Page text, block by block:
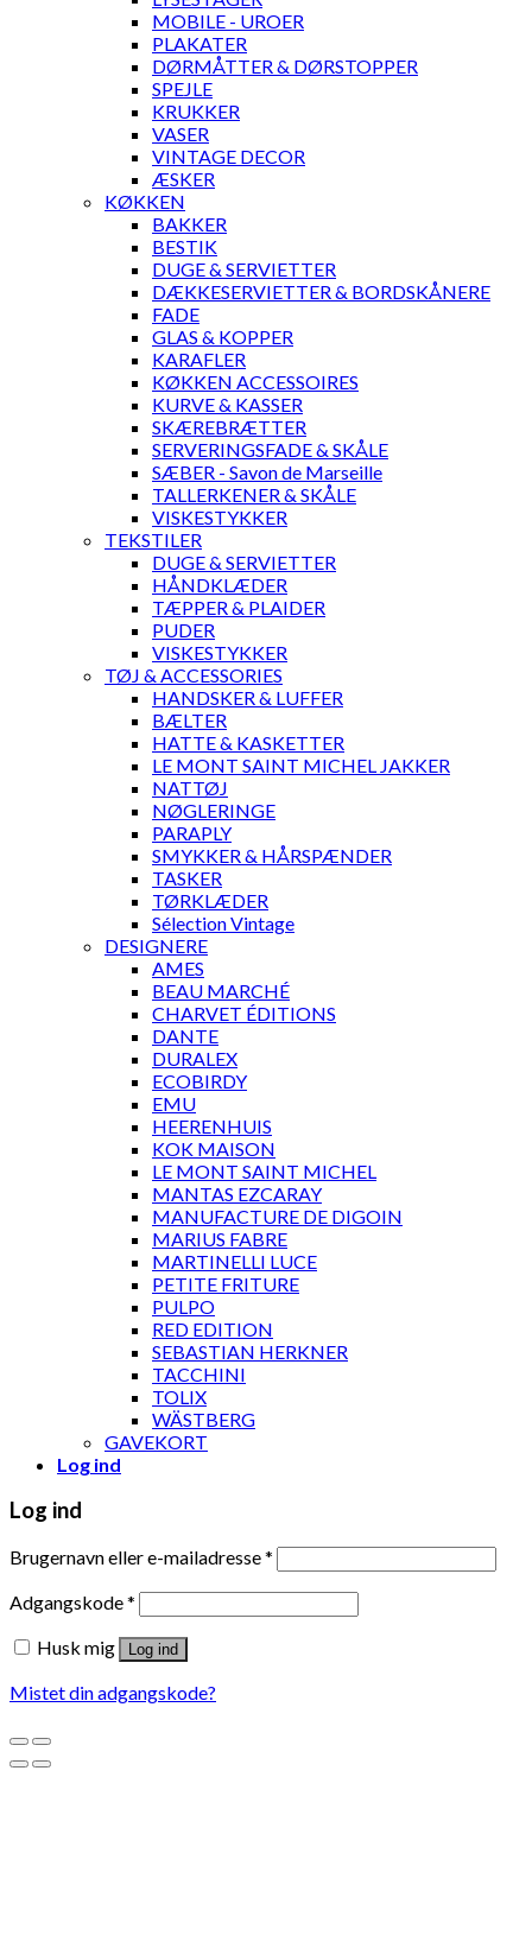
MOBILE - UROER
PLAKATER
DØRMÅTTER & DØRSTOPPER
SPEJLE
KRUKKER
VASER
VINTAGE DECOR
ÆSKER
KØKKEN
BAKKER
BESTIK
DUGE & SERVIETTER
DÆKKESERVIETTER & BORDSKÅNERE
FADE
GLAS & KOPPER
KARAFLER
KØKKEN ACCESSOIRES
KURVE & KASSER
SKÆREBRÆTTER
SERVERINGSFADE & SKÅLE
SÆBER - Savon de Marseille
TALLERKENER & SKÅLE
VISKESTYKKER
TEKSTILER
DUGE & SERVIETTER
HÅNDKLÆDER
TÆPPER & PLAIDER
PUDER
VISKESTYKKER
TØJ & ACCESSORIES
HANDSKER & LUFFER
BÆLTER
HATTE & KASKETTER
LE MONT SAINT MICHEL JAKKER
NATTØJ
NØGLERINGE
PARAPLY
SMYKKER & HÅRSPÆNDER
TASKER
TØRKLÆDER
Sélection Vintage
DESIGNERE
AMES
BEAU MARCHÉ
CHARVET ÉDITIONS
DANTE
DURALEX
ECOBIRDY
EMU
HEERENHUIS
KOK MAISON
LE MONT SAINT MICHEL
MANTAS EZCARAY
MANUFACTURE DE DIGOIN
MARIUS FABRE
MARTINELLI LUCE
PETITE FRITURE
PULPO
RED EDITION
SEBASTIAN HERKNER
TACCHINI
TOLIX
WÄSTBERG
GAVEKORT
Log ind
Log ind
Brugernavn eller e-mailadresse*
Adgangskode*
Husk mig
Log ind
Mistet din adgangskode?